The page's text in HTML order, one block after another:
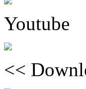
Youtube
<<